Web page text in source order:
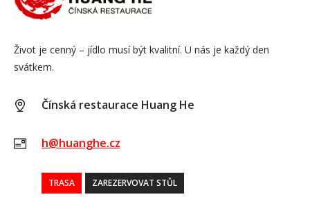
Život je cenný – jídlo musí být kvalitní. U nás je každý den
svátkem.
Čínská restaurace Huang He
h@huanghe.cz
TRASA ZAREZERVOVAT STŮL